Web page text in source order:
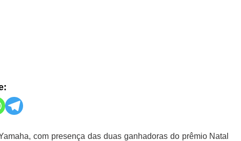
com presença das duas ganhadoras do prêmio Natal